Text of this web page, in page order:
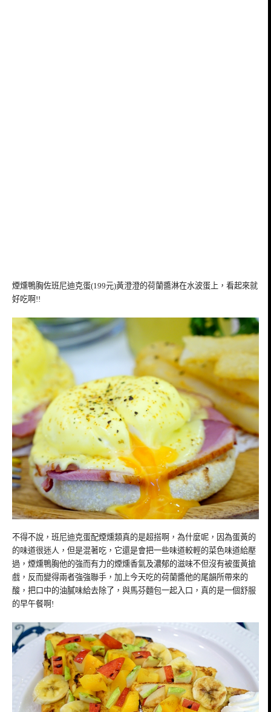
煙燻鴨胸佐班尼迪克蛋(199元)黃澄澄的荷蘭醬淋在水波蛋上，看起來就
好吃啊!!
不得不說，班尼迪克蛋配煙燻類真的是超搭啊，為什麼呢，因為蛋黃的
的味道很迷人，但是混著吃，它還是會把一些味道較輕的菜色味道給壓
過，煙燻鴨胸他的強而有力的煙燻香氣及濃郁的滋味不但沒有被蛋黃搶
戲，反而變得兩者強強聯手，加上今天吃的荷蘭醬他的尾韻所帶來的
酸，把口中的油膩味給去除了，與馬芬麵包一起入口，真的是一個舒服
的早午餐啊!